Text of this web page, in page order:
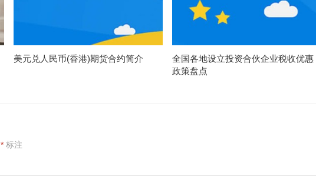
美元兑人民币(香港)期货合约简介
全国各地设立投资合伙企业税收优惠
政策盘点
*标注